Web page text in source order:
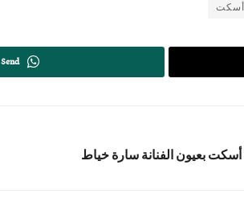
أسكت
Send
بعيون الفنانة سارة خياط